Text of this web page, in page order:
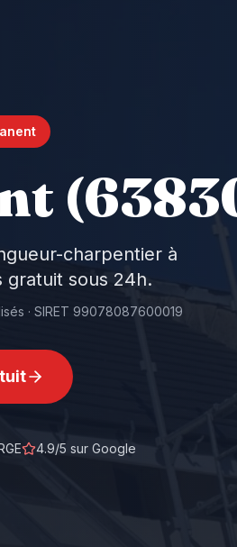
charpentier à
gratuit sous 24h.
· SIRET 99078087600019
4.9/5 sur Google